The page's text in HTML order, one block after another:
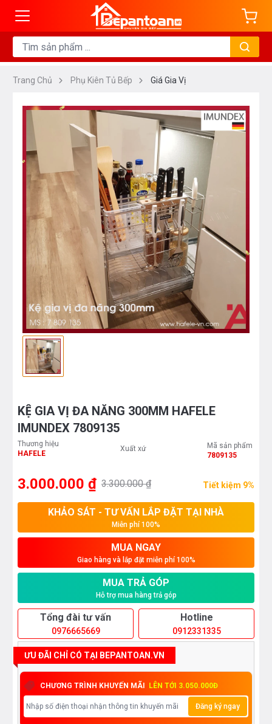
Trang Chủ Phụ Kiên Tủ Bếp Giá Gia Vị
KỆ GIA VỊ ĐA NĂNG 300MM HAFELE
IMUNDEX 7809135
Thương hiệu
HAFELE
Xuất xứ
Mã sản phẩm
7809135
3.000.000 ₫ 3.300.000 ₫ Tiết kiệm 9%
KHẢO SÁT - TƯ VẤN LẮP ĐẶT TẠI NHÀ
Miễn phí 100%
MUA NGAY
Giao hàng và lắp đặt miễn phí 100%
MUA TRẢ GÓP
Hỗ trợ mua hàng trả góp
Tổng đài tư vấn
0976665669
Hotline
0912331335
ƯU ĐÃI CHỈ CÓ TẠI BEPANTOAN.VN
CHƯƠNG TRÌNH KHUYẾN MÃI LÊN TỚI 3.050.000Đ
Đăng ký ngay